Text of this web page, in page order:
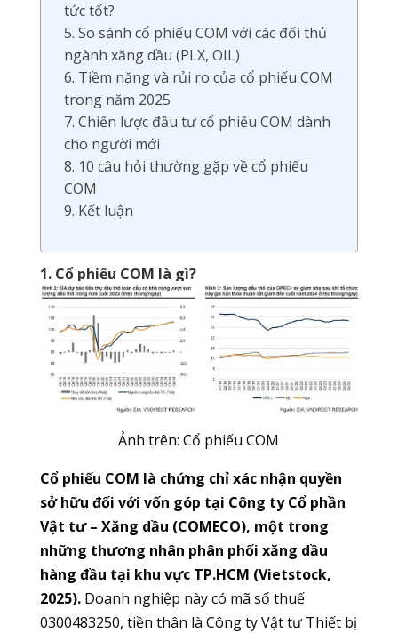
tức tốt?
5. So sánh cổ phiếu COM với các đối thủ
ngành xăng dầu (PLX, OIL)
6. Tiềm năng và rủi ro của cổ phiếu COM
trong năm 2025
7. Chiến lược đầu tư cổ phiếu COM dành
cho người mới
8. 10 câu hỏi thường gặp về cổ phiếu
COM
9. Kết luận
1. Cổ phiếu COM là gì?
Ảnh trên: Cổ phiếu COM
Cổ phiếu COM là chứng chỉ xác nhận quyền
sở hữu đối với vốn góp tại Công ty Cổ phần
Vật tư – Xăng dầu (COMECO), một trong
những thương nhân phân phối xăng dầu
hàng đầu tại khu vực TP.HCM (Vietstock,
2025).Doanh nghiệp này có mã số thuế
0300483250, tiền thân là Công ty Vật tư Thiết bị